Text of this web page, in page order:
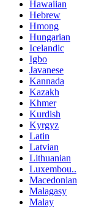
Hawaiian
Hebrew
Hmong
Hungarian
Icelandic
Igbo
Javanese
Kannada
Kazakh
Khmer
Kurdish
Kyrgyz
Latin
Latvian
Lithuanian
Luxembou..
Macedonian
Malagasy
Malay